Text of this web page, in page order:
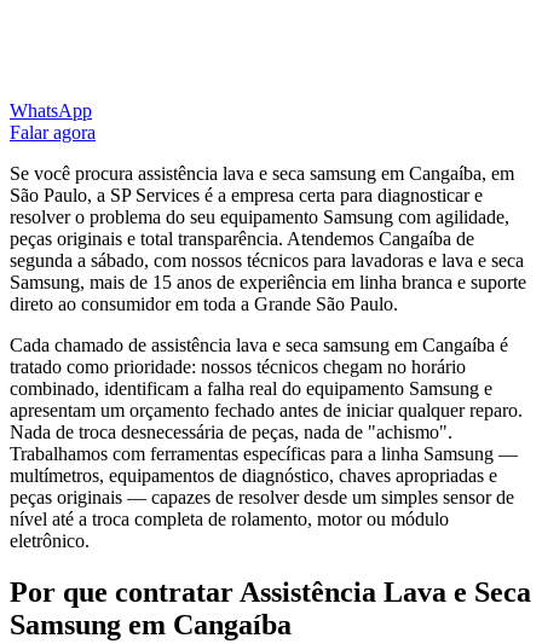
WhatsApp
Falar agora
Se você procura assistência lava e seca samsung em Cangaíba, em
São Paulo, a SP Services é a empresa certa para diagnosticar e
resolver o problema do seu equipamento Samsung com agilidade,
peças originais e total transparência. Atendemos Cangaíba de
segunda a sábado, com nossos técnicos para lavadoras e lava e seca
Samsung, mais de 15 anos de experiência em linha branca e suporte
direto ao consumidor em toda a Grande São Paulo.
Cada chamado de assistência lava e seca samsung em Cangaíba é
tratado como prioridade: nossos técnicos chegam no horário
combinado, identificam a falha real do equipamento Samsung e
apresentam um orçamento fechado antes de iniciar qualquer reparo.
Nada de troca desnecessária de peças, nada de "achismo".
Trabalhamos com ferramentas específicas para a linha Samsung —
multímetros, equipamentos de diagnóstico, chaves apropriadas e
peças originais — capazes de resolver desde um simples sensor de
nível até a troca completa de rolamento, motor ou módulo
eletrônico.
Por que contratar Assistência Lava e Seca
Samsung em Cangaíba